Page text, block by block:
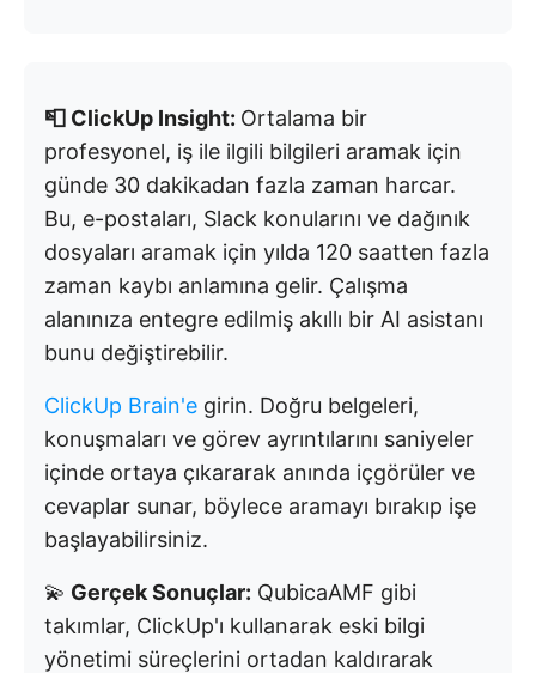
📮 ClickUp Insight: Ortalama bir
profesyonel, iş ile ilgili bilgileri aramak için
günde 30 dakikadan fazla zaman harcar.
Bu, e-postaları, Slack konularını ve dağınık
dosyaları aramak için yılda 120 saatten fazla
zaman kaybı anlamına gelir. Çalışma
alanınıza entegre edilmiş akıllı bir AI asistanı
bunu değiştirebilir.
ClickUp Brain'e girin. Doğru belgeleri,
konuşmaları ve görev ayrıntılarını saniyeler
içinde ortaya çıkararak anında içgörüler ve
cevaplar sunar, böylece aramayı bırakıp işe
başlayabilirsiniz.
💫 Gerçek Sonuçlar: QubicaAMF gibi
takımlar, ClickUp'ı kullanarak eski bilgi
yönetimi süreçlerini ortadan kaldırarak